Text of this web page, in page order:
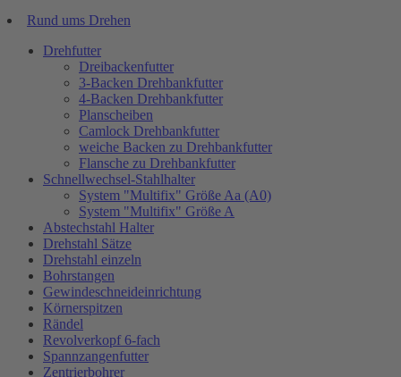
Rund ums Drehen
Drehfutter
Dreibackenfutter
3-Backen Drehbankfutter
4-Backen Drehbankfutter
Planscheiben
Camlock Drehbankfutter
weiche Backen zu Drehbankfutter
Flansche zu Drehbankfutter
Schnellwechsel-Stahlhalter
System "Multifix" Größe Aa (A0)
System "Multifix" Größe A
Abstechstahl Halter
Drehstahl Sätze
Drehstahl einzeln
Bohrstangen
Gewindeschneideinrichtung
Körnerspitzen
Rändel
Revolverkopf 6-fach
Spannzangenfutter
Zentrierbohrer